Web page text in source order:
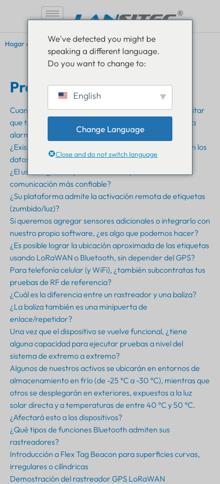
al
Hogar » Preguntas frecuentes
Preguntas frecuentes
Cuando una persona cae al agua, ¿cómo podemos evitar
que todos los receptores en un radio de 5 km suenen la
alarma?
¿Existe una tarifa mensual para mantenerse al día con los
datos que se transportan desde LoRa Gateway?
¿El uso del gateway NB-IoT/LTE-M permitiría una
comunicación más confiable?
¿Su plataforma admite la activación remota de etiquetas
(zumbido/luz)?
Si queremos agregar sensores adicionales o integrarlo con
nuestro propio software, ¿es algo que podemos hacer?
¿Es posible lograr la ubicación aproximada de las etiquetas
usando LoRaWAN o Bluetooth, sin depender del GPS?
Para telefonía celular (y WiFi), ¿también subcontratas tus
pruebas de RF de referencia?
¿Cuál es la diferencia entre un rastreador y una baliza?
¿La baliza también es una minipuerta de
enlace/repetidor?
Una vez que el dispositivo se vuelve funcional, ¿tiene
alguna capacidad para ejecutar pruebas a nivel del
sistema de extremo a extremo?
Algunos de nuestros activos se ubicarán en entornos de
almacenamiento en frío (de -25 °C a -30 °C), mientras que
otros se desplegarán en exteriores, expuestos a la luz
solar directa y a temperaturas de entre 40 °C y 50 °C.
¿Afectará esto a los dispositivos?
¿Qué tipos de funciones Bluetooth admiten sus
rastreadores?
Introducción a Flex Tag Beacon para superficies curvas,
irregulares o cilíndricas
Demostración del rastreador GPS LoRaWAN
We've detected you might be
speaking a different language.
Do you want to change to:
English
Change Language
Close and do not switch language